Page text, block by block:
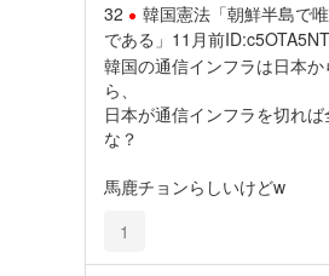
32
韓国憲法「朝鮮半島で
である」 11月前
韓国の通信インフラは日本
ら、
日本が通信インフラを切れ
な？
馬鹿チョンらしいけどw
1